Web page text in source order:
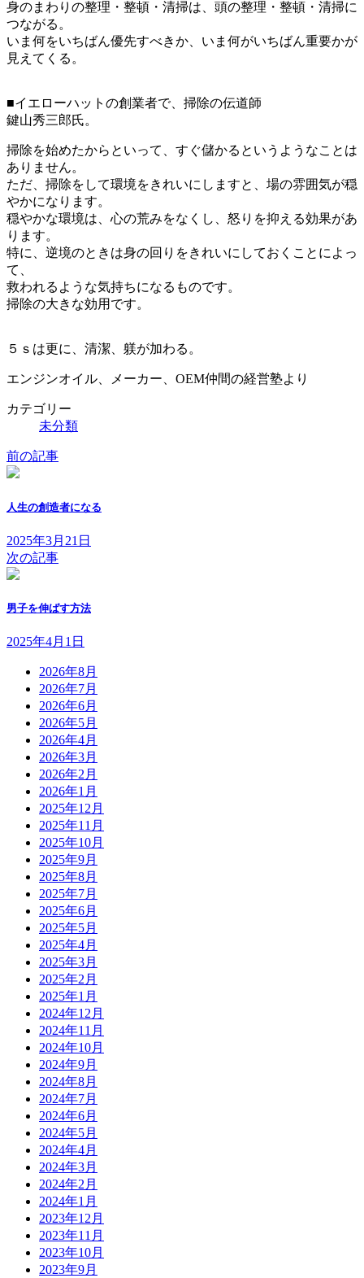
身のまわりの整理・整頓・清掃は、頭の整理・整頓・清掃に
つながる。
いま何をいちばん優先すべきか、いま何がいちばん重要かが
見えてくる。
■イエローハットの創業者で、掃除の伝道師
鍵山秀三郎氏。
掃除を始めたからといって、すぐ儲かるというようなことは
ありません。
ただ、掃除をして環境をきれいにしますと、場の雰囲気が穏
やかになります。
穏やかな環境は、心の荒みをなくし、怒りを抑える効果があ
ります。
特に、逆境のときは身の回りをきれいにしておくことによっ
て、
救われるような気持ちになるものです。
掃除の大きな効用です。
５ｓは更に、清潔、躾が加わる。
エンジンオイル、メーカー、OEM仲間の経営塾より
カテゴリー
未分類
前の記事
人生の創造者になる
2025年3月21日
次の記事
男子を伸ばす方法
2025年4月1日
2026年8月
2026年7月
2026年6月
2026年5月
2026年4月
2026年3月
2026年2月
2026年1月
2025年12月
2025年11月
2025年10月
2025年9月
2025年8月
2025年7月
2025年6月
2025年5月
2025年4月
2025年3月
2025年2月
2025年1月
2024年12月
2024年11月
2024年10月
2024年9月
2024年8月
2024年7月
2024年6月
2024年5月
2024年4月
2024年3月
2024年2月
2024年1月
2023年12月
2023年11月
2023年10月
2023年9月